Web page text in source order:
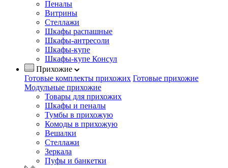
Пеналы
Витрины
Стеллажи
Шкафы распашные
Шкафы-антресоли
Шкафы-купе
Шкафы-купе Консул
Прихожие
Готовые комплекты прихожих Готовые прихожие
Модульные прихожие
Товары для прихожих
Шкафы и пеналы
Тумбы в прихожую
Комоды в прихожую
Вешалки
Стеллажи
Зеркала
Пуфы и банкетки